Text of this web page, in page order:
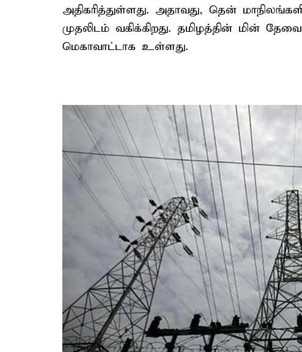
அதிகரித்துள்ளது. அதாவது, தென்
முதலிடம் வகிக்கிறது. தமிழத்தின் மின்
மெகாவாட்டாக உள்ளது.